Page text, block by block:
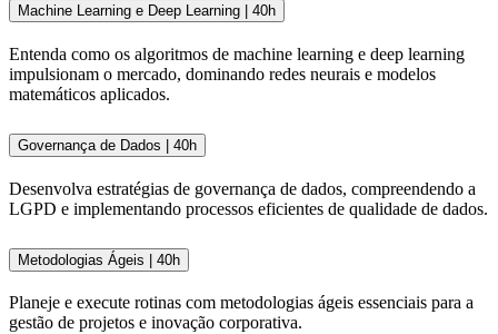
Machine Learning e Deep Learning | 40h
Entenda como os algoritmos de machine learning e deep learning
impulsionam o mercado, dominando redes neurais e modelos
matemáticos aplicados.
Governança de Dados | 40h
Desenvolva estratégias de governança de dados, compreendendo a
LGPD e implementando processos eficientes de qualidade de dados.
Metodologias Ágeis | 40h
Planeje e execute rotinas com metodologias ágeis essenciais para a
gestão de projetos e inovação corporativa.